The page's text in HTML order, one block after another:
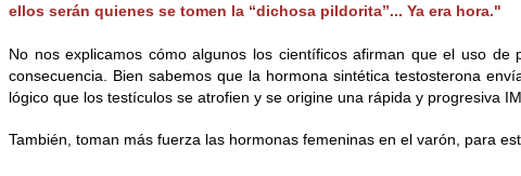
ellos serán quienes se tomen la “dichosa pildorita”... Ya era hora."
No nos explicamos cómo algunos los científicos afirman que el uso
consecuencia. Bien sabemos que la hormona sintética testosterona
lógico que los testículos se atrofien y se origine una rápida y progresiva
También, toman más fuerza las hormonas femeninas en el varón, para